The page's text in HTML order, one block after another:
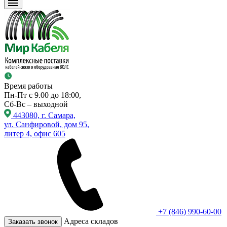
Время работы
Пн-Пт с 9.00 до 18:00,
Сб-Вс – выходной
443080, г. Самара,
ул. Санфировой, дом 95,
литер 4, офис 605
+7 (846) 990-60-00
Заказать звонок Адреса складов